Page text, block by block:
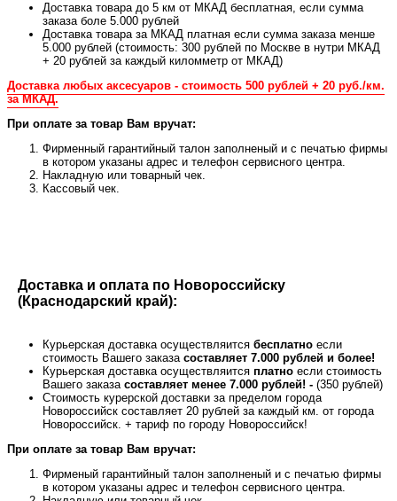
Доставка товара до 5 км от МКАД бесплатная, если сумма
заказа боле 5.000 рублей
Доставка товара за МКАД платная если сумма заказа менше
5.000 рублей (стоимость: 300 рублей по Москве в нутри МКАД
+ 20 рублей за каждый киломметр от МКАД)
Доставка любых аксесуаров - стоимость 500 рублей + 20 руб./км.
за МКАД.
При оплате за товар Вам вручат:
Фирменный гарантийный талон заполненый и с печатью фирмы
в котором указаны адрес и телефон сервисного центра.
Накладную или товарный чек.
Кассовый чек.
Доставка и оплата по Новороссийску
(Краснодарский край):
Курьерская доставка осуществляится бесплатно если
стоимость Вашего заказа составляет 7.000 рублей и более!
Курьерская доставка осуществляится платно если стоимость
Вашего заказа составляет менее 7.000 рублей! - (350 рублей)
Стоимость курерской доставки за пределом города
Новороссийск составляет 20 рублей за каждый км. от города
Новороссийск. + тариф по городу Новороссийск!
При оплате за товар Вам вручат:
Фирменый гарантийный талон заполненый и с печатью фирмы
в котором указаны адрес и телефон сервисного центра.